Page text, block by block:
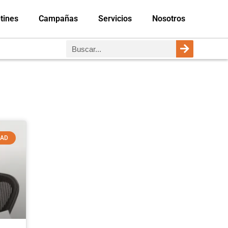
Campañas Servicios Nosotros